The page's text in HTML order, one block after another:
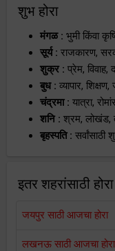
शुभ होरा
मंगळ : भुमी किंवा
सूर्य : राजकारण,
शुक्र : प्रेम, विवाह,
बुध : व्यापार,
चंद्रमा : यात्रा,
शनि : श्रम, लोखंड,
बृहस्पति : सर्वांसाठी
इतर शहरांसाठी होरा
जयपुर साठी आजचा होरा
लखनऊ साठी आजचा होरा